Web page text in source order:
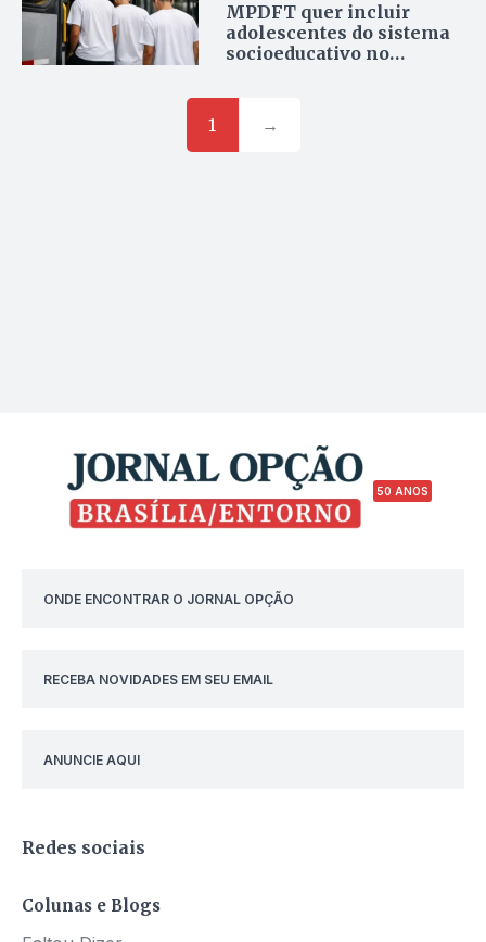
MPDFT quer incluir
adolescentes do sistema
socioeducativo no
DF
1
→
50 ANOS
ONDE ENCONTRAR O JORNAL OPÇÃO
RECEBA NOVIDADES EM SEU EMAIL
ANUNCIE AQUI
Redes sociais
Colunas e Blogs